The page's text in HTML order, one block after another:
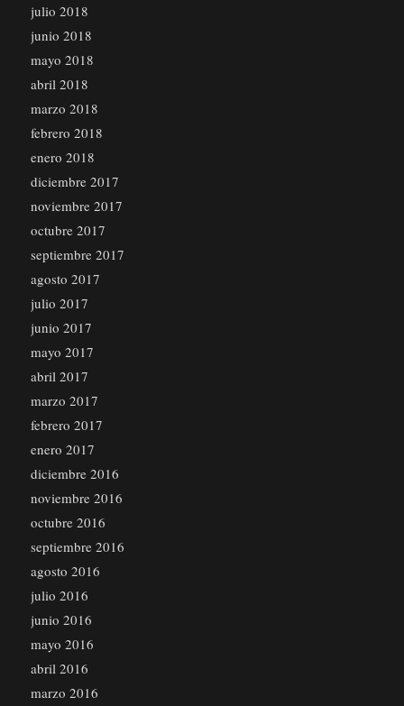
julio 2018
junio 2018
mayo 2018
abril 2018
marzo 2018
febrero 2018
enero 2018
diciembre 2017
noviembre 2017
octubre 2017
septiembre 2017
agosto 2017
julio 2017
junio 2017
mayo 2017
abril 2017
marzo 2017
febrero 2017
enero 2017
diciembre 2016
noviembre 2016
octubre 2016
septiembre 2016
agosto 2016
julio 2016
junio 2016
mayo 2016
abril 2016
marzo 2016